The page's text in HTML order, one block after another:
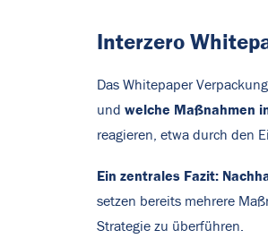
Interzero
Das Whitepaper
und welche Maßnahmen
reagieren, etwa durch den
Ein zentrales Fazit:
setzen bereits mehrere
Strategie zu überführen.